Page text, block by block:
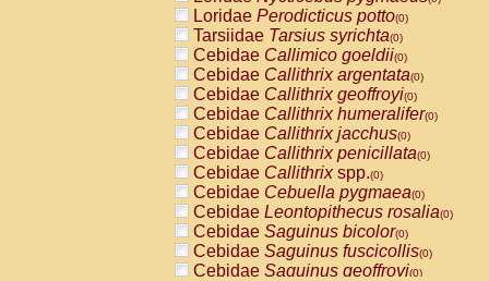
Loridae Perodicticus potto(0)
Tarsiidae Tarsius syrichta(0)
Cebidae Callimico goeldii(0)
Cebidae Callithrix argentata(0)
Cebidae Callithrix geoffroyi(0)
Cebidae Callithrix humeralifer(0)
Cebidae Callithrix jacchus(0)
Cebidae Callithrix penicillata(0)
Cebidae Callithrixspp.(0)
Cebidae Cebuella pygmaea(0)
Cebidae Leontopithecus rosalia(0)
Cebidae Saguinus bicolor(0)
Cebidae Saguinus fuscicollis(0)
Cebidae Saguinus geoffroyi(0)